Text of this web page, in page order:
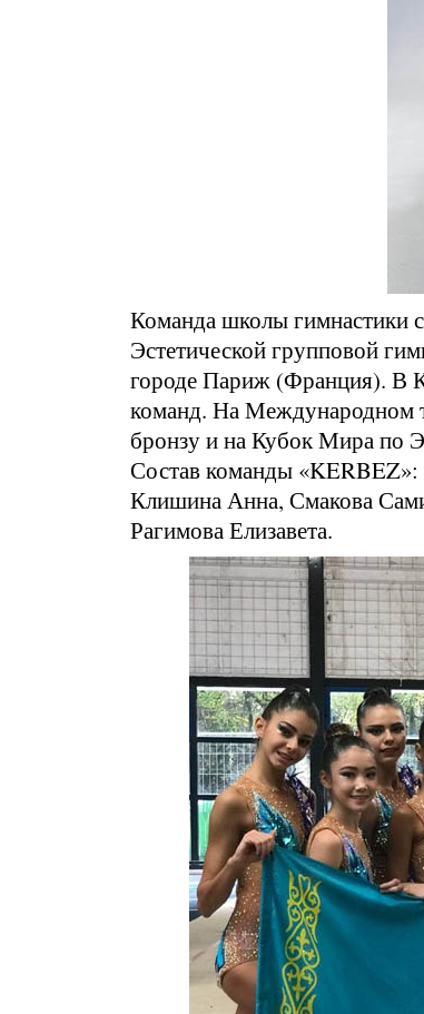
Команда школы гимнастики
Эстетической групповой
городе Париж (Франция). В
команд. На Международном
бронзу и на Кубок Мира по
Состав команды
Клишина Анна, Смакова
Рагимова Елизавета.